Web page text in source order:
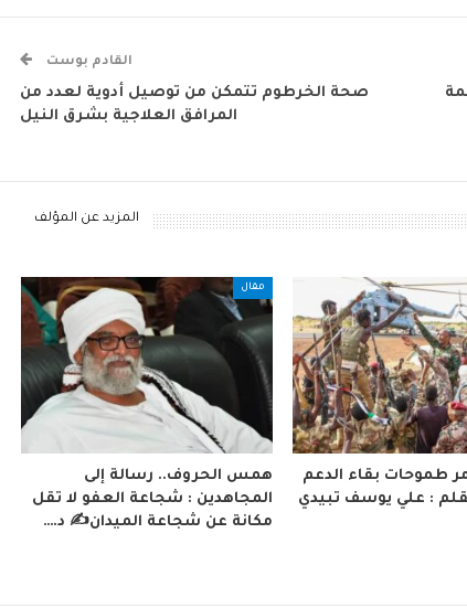
القادم بوست
صحة الخرطوم تتمكن من توصيل أدوية لعدد من
المرافق العلاجية بشرق النيل
المزيد عن المؤلف
طموحات بقاء الدعم
: علي يوسف تبيدي
مقال
همس الحروف.. رسالة إلى
المجاهدين : شجاعة العفو لا تقل
مكانة عن شجاعة الميدان✍️ د.…